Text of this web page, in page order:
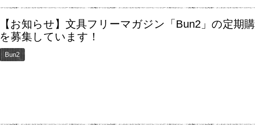
【お知らせ】文具フリーマガジン「Bun2」の定期
を募集しています！
Bun2